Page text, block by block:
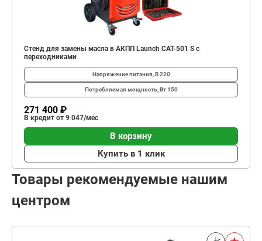
Стенд для замены масла в АКПП Launch CAT-501 S с
переходниками
Напряжение питания, В220
Потребляемая мощность, Вт150
271 400 ₽
В кредит от 9 047/мес
В корзину
Купить в 1 клик
Товары рекомендуемые нашим
центром